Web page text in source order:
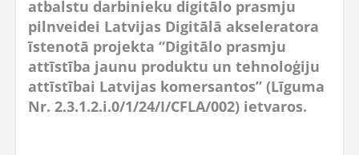
atbalstu darbinieku digitālo prasmju
pilnveidei Latvijas Digitālā akseleratora
īstenotā projekta “Digitālo prasmju
attīstība jaunu produktu un tehnoloģiju
attīstībai Latvijas komersantos” (Līguma
Nr. 2.3.1.2.i.0/1/24/I/CFLA/002) ietvaros.